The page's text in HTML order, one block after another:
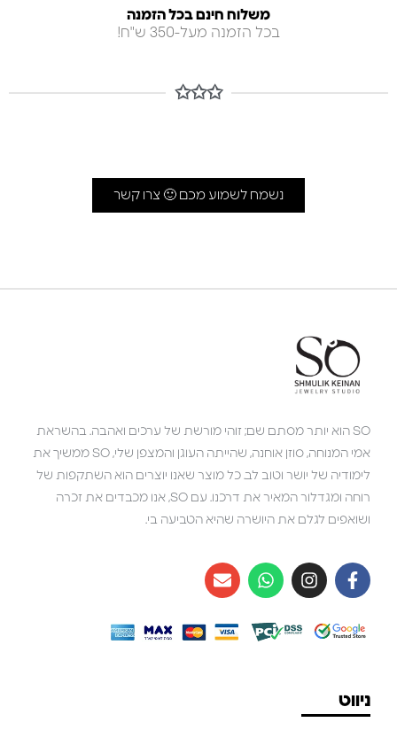
משלוח חינם בכל הזמנה
בכל הזמנה מעל-350 ש"ח!
✩✩✩
נשמח לשמוע מכם 🙂 צרו קשר
SO הוא יותר מסתם שם; זוהי מורשת של ערכים ואהבה. בהשראת
אמי המנוחה, סוזן אוחנה, שהייתה העוגן והמצפן שלי, SO ממשיך את
לימודיה של יושר וטוב לב. כל מוצר שאנו יוצרים הוא השתקפות של
רוחה ומגדלור המאיר את דרכנו. עם SO, אנו מכבדים את זכרה
ושואפים לגלם את היושרה שהיא הטביעה בי.
ניווט